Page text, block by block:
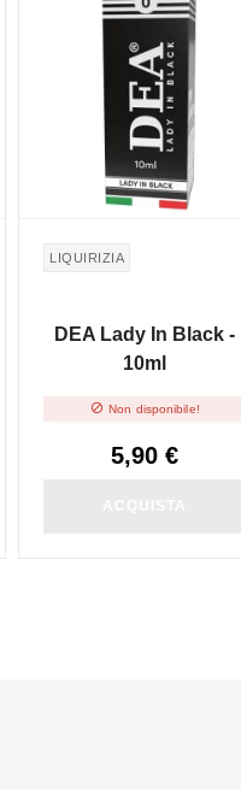
LIQUIRIZIA
DEA Lady In Black -
10ml
 Non disponibile!
5,90 €